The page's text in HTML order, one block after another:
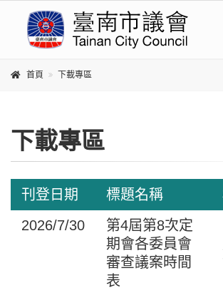
跳到主要內容區塊
首頁 下載專區
下載專區
刊登日期 標題名稱
2026/7/30
第4屆第8次定
期會各委員會
審查議案時間
表